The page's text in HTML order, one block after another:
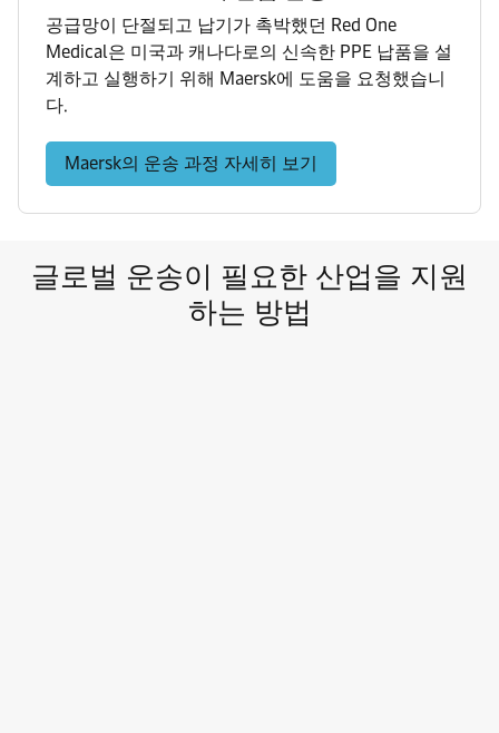
공급망이 단절되고 납기가 촉박했던 Red One
Medical은 미국과 캐나다로의 신속한 PPE 납품을 설
계하고 실행하기 위해 Maersk에 도움을 요청했습니
다.
Maersk의 운송 과정 자세히 보기
글로벌 운송이 필요한 산업을 지원
하는 방법